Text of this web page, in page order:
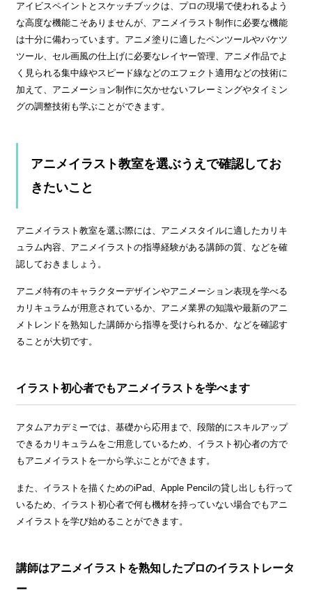
アイビスペイントとスケッチブックは、プロの現場で使われるよう
な高度な機能こそありませんが、アニメイラスト制作に必要な機能
は十分に備わっています。アニメ塗りに適したペンツールやバケツ
ツール、セル画風の仕上げに必要なレイヤー管理、アニメ作品でよ
く見られる集中線やスピード線などのエフェクト適用などの技術に
加えて、アニメーション制作に欠かせないフレーミングやタイミン
グの調整技術も学ぶことができます。
アニメイラスト教室を選ぶうえで確認してお
きたいこと
アニメイラスト教室を選ぶ際には、アニメスタイルに適したカリキ
ュラム内容、アニメイラストの指導経験がある講師の質、などを確
認しておきましょう。
アニメ特有のキャラクターデザインやアニメーション表現を学べる
カリキュラムが用意されているか、アニメ業界の知識や最新のアニ
メトレンドを熟知した講師から指導を受けられるか、などを確認す
ることが大切です。
イラスト初心者でもアニメイラストを学べます
アタムアカデミーでは、基礎から応用まで、段階的にスキルアップ
できるカリキュラムをご用意しているため、イラスト初心者の方で
もアニメイラストを一から学ぶことができます。
また、イラストを描くためのiPad、Apple Pencilの貸し出しも行って
いるため、イラスト初心者で何も機材を持っていない場合でもアニ
メイラストを学び始めることができます。
講師はアニメイラストを熟知したプロのイラストレータ